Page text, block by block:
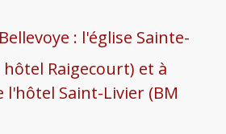
: l'église Sainte-
Raigecourt) et à
l'hôtel Saint-Livier (BM